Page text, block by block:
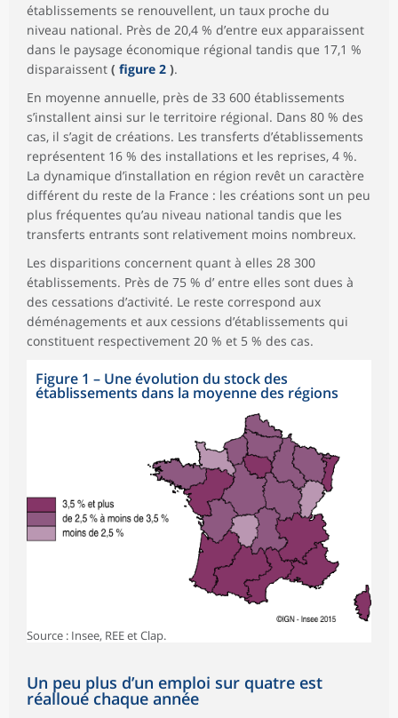
établissements se renouvellent, un taux proche du
niveau national. Près de 20,4 % d’entre eux apparaissent
dans le paysage économique régional tandis que 17,1 %
disparaissent ( figure 2 ).
En moyenne annuelle, près de 33 600 établissements
s’installent ainsi sur le territoire régional. Dans 80 % des
cas, il s’agit de créations. Les transferts d’établissements
représentent 16 % des installations et les reprises, 4 %.
La dynamique d’installation en région revêt un caractère
différent du reste de la France : les créations sont un peu
plus fréquentes qu’au niveau national tandis que les
transferts entrants sont relativement moins nombreux.
Les disparitions concernent quant à elles 28 300
établissements. Près de 75 % d’ entre elles sont dues à
des cessations d’activité. Le reste correspond aux
déménagements et aux cessions d’établissements qui
constituent respectivement 20 % et 5 % des cas.
Figure 1 – Une évolution du stock des
établissements dans la moyenne des régions
Source : Insee, REE et Clap.
Un peu plus d’un emploi sur quatre est
réalloué chaque année